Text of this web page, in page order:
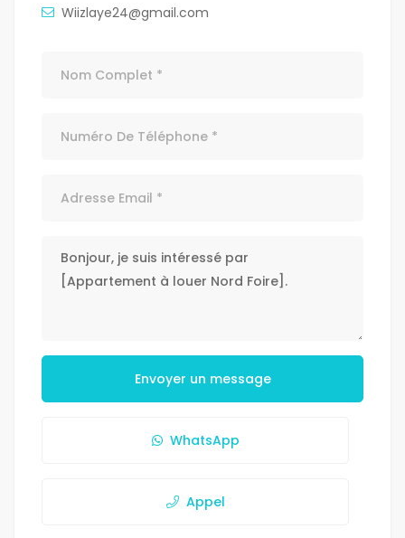
Wiizlaye24@gmail.com
Envoyer un message
WhatsApp
Appel